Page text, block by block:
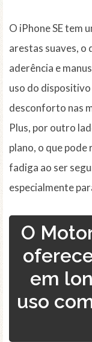
O iPhone SE tem
arestas suaves, o
aderência e
uso do
desconforto nas
Plus, por outro
plano, o que
fadiga ao ser
especialmente
O
em
uso